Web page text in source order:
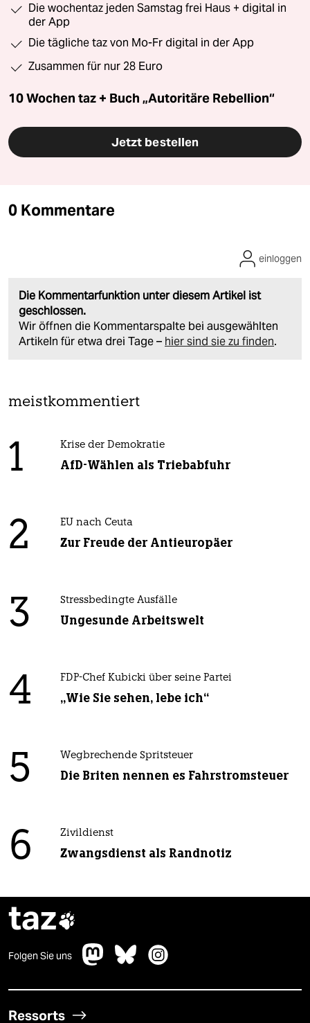
Die wochentaz jeden Samstag frei Haus + digital in
der App
Die tägliche taz von Mo-Fr digital in der App
Zusammen für nur 28 Euro
10 Wochen taz + Buch „Autoritäre Rebellion“
Jetzt bestellen
0 Kommentare
Die Kommentarfunktion unter diesem Artikel ist
geschlossen.
Wir öffnen die Kommentarspalte bei ausgewählten
Artikeln für etwa drei Tage – hier sind sie zu finden.
einloggen
meistkommentiert
1 Krise der Demokratie
AfD-Wählen als Triebabfuhr
2 EU nach Ceuta
Zur Freude der Antieuropäer
3 Stressbedingte Ausfälle
Ungesunde Arbeitswelt
4 FDP-Chef Kubicki über seine Partei
„Wie Sie sehen, lebe ich“
5 Wegbrechende Spritsteuer
Die Briten nennen es Fahrstromsteuer
6 Zivildienst
Zwangsdienst als Randnotiz
taz
Folgen Sie uns
Ressorts